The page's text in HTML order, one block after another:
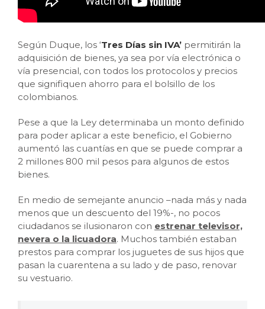
Según Duque, los ‘Tres Días sin IVA’ permitirán la
adquisición de bienes, ya sea por vía electrónica o
vía presencial, con todos los protocolos y precios
que signifiquen ahorro para el bolsillo de los
colombianos.
Pese a que la Ley determinaba un monto definido
para poder aplicar a este beneficio, el Gobierno
aumentó las cuantías en que se puede comprar a
2 millones 800 mil pesos para algunos de estos
bienes.
En medio de semejante anuncio –nada más y nada
menos que un descuento del 19%-, no pocos
ciudadanos se ilusionaron con estrenar televisor,
nevera o la licuadora. Muchos también estaban
prestos para comprar los juguetes de sus hijos que
pasan la cuarentena a su lado y de paso, renovar
su vestuario.